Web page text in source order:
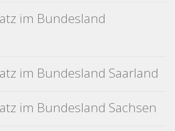
im Bundesland
im Bundesland Saarland
im Bundesland Sachsen